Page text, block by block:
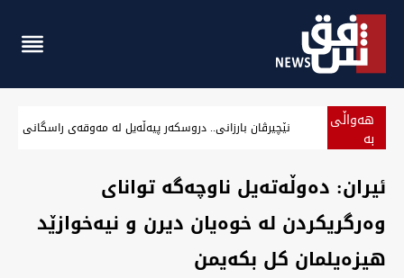
هەواڵی
بە نێچیرڤان بارزانی.. دروسکەر پیەڵەیل لە مەوقەی راسگانی
ئیران: دەوڵەتەیل ناوچەگە توانای
وەرگریکردن لە خوەیان دیرن و نیەخوازێد
هیزەیلمان کل بکەیمن